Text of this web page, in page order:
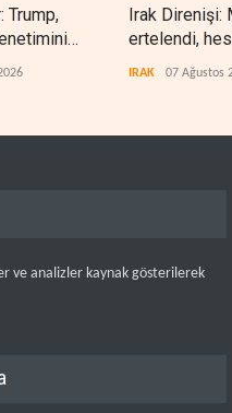
Trump,
Irak
ertelendi,
IRAK 07 Ağustos
ve analizler kaynak gösterilerek